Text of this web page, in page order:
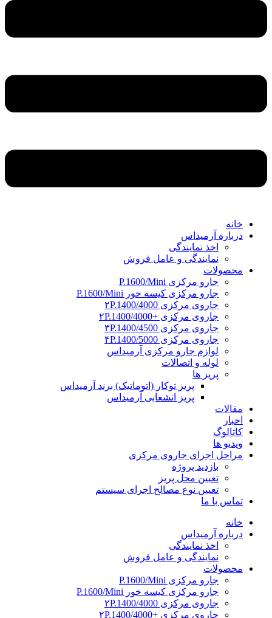
خانه
درباره آرمیداس
اخذ نمایندگی
نمایندگی و عامل فروش
محصولات
جارو مرکزی P.1600/Mini
جارو مرکزی کیسه خور P.1600/Mini
جاروی مرکزی ۲P.1400/4000
جاروی مرکزی +۲P.1400/4000
جاروی مرکزی ۳P.1400/4500
جاروی مرکزی ۴P.1400/5000
لوازم جارو مرکزی آرمیداس
لوله و اتصالات
پریز ها
پریز توکار (اتوماتیک) برند آرمیداس
پریز انشعابی آرمیداس
مقالات
اخبار
کاتالوگ
ویدیو ها
مراحل اجرای جاروی مرکزی
بازدید پروژه
تعیین محل پریز
تعیین نوع مصالح اجرای سیستم
تماس با ما
خانه
درباره آرمیداس
اخذ نمایندگی
نمایندگی و عامل فروش
محصولات
جارو مرکزی P.1600/Mini
جارو مرکزی کیسه خور P.1600/Mini
جاروی مرکزی ۲P.1400/4000
جاروی مرکزی +۲P.1400/4000